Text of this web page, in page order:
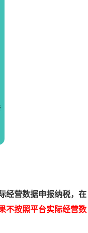
经营数据申报纳税，在
不按照平台实际经营数